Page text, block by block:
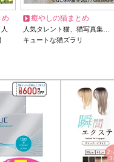
癒やしの猫まとめ
人気タレント猫、猫写真集…
キュートな猫ズラリ